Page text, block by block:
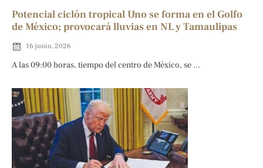
Potencial ciclón tropical Uno se forma en el Golfo
de México; provocará lluvias en NL y Tamaulipas
16 junio, 2026
A las 09:00 horas, tiempo del centro de México, se ...